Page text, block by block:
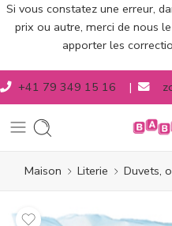
Si vous constatez une erreur,
prix ou autre, merci de nous
apporter les
+41 79 349 15 16 |
Maison Literie Duvets,